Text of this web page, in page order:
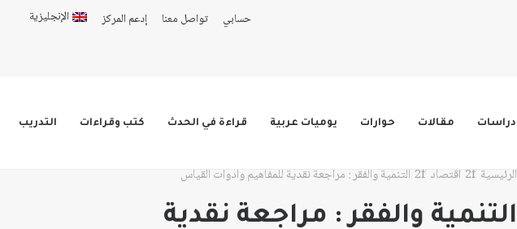
حسابي تواصل معنا إدعم المركز الإنجليزية
دراسات مقالات حوارات يوميات عربية قراءة في الحدث كتب وقراءات التدريب
الرئيسية اقتصاد التنمية والفقر : مراجعة نقدية للمفاهيم وأدوات القياس
التنمية والفقر : مراجعة نقدية